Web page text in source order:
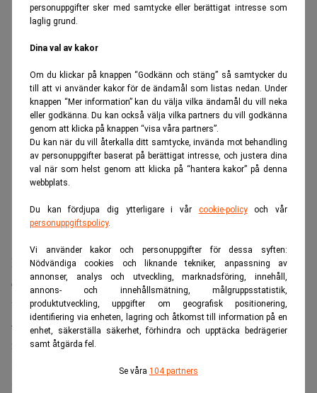
personuppgifter sker med samtycke eller berättigat intresse som
laglig grund.
Dina val av kakor
Om du klickar på knappen “Godkänn och stäng” så samtycker du
till att vi använder kakor för de ändamål som listas nedan. Under
knappen “Mer information” kan du välja vilka ändamål du vill neka
eller godkänna. Du kan också välja vilka partners du vill godkänna
genom att klicka på knappen “visa våra partners”.
Du kan när du vill återkalla ditt samtycke, invända mot behandling
av personuppgifter baserat på berättigat intresse, och justera dina
val när som helst genom att klicka på “hantera kakor” på denna
webbplats.
Du kan fördjupa dig ytterligare i vår cookie-policyoch vår
personuppgiftspolicy.
Vi använder kakor och personuppgifter för dessa syften:
Nödvändiga cookies och liknande tekniker, anpassning av
annonser, analys och utveckling, marknadsföring, innehåll,
annons- och innehållsmätning, målgruppsstatistik,
produktutveckling, uppgifter om geografisk positionering,
identifiering via enheten, lagring och åtkomst till information på en
enhet, säkerställa säkerhet, förhindra och upptäcka bedrägerier
samt åtgärda fel.
Se våra 104 partners
ANNONS
Men enligt nyligen publicerade rapporter har det aldrig
existerat så många arbetslösa akademiker som i dag. Så
utbildning verkar ju inte vara någon patentlösning.
– Nej, och det beror väl också på att företag som Ericsson
rationaliserar istället för att anställa.
Karl-Olof Stenqvist, vice vd vid Teknikföretagen anser att
flexibiliteten på arbetsmarknaden är det viktigaste.